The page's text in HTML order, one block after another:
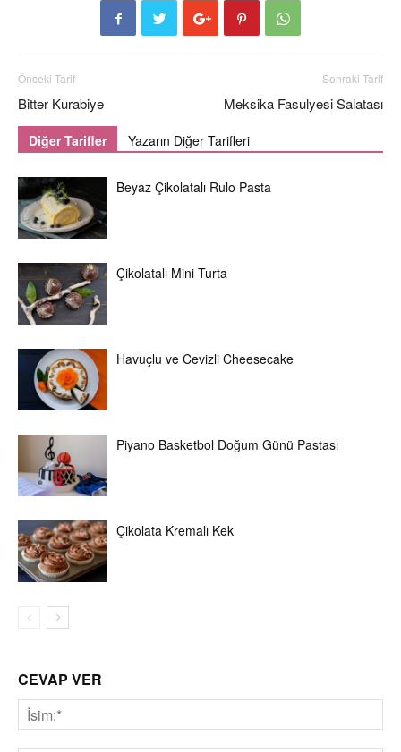
Önceki Tarif
Bitter Kurabiye
Sonraki Tarif
Meksika Fasulyesi Salatası
Diğer Tarifler Yazarın Diğer Tarifleri
Beyaz Çikolatalı Rulo Pasta
Çikolatalı Mini Turta
Havuçlu ve Cevizli Cheesecake
Piyano Basketbol Doğum Günü Pastası
Çikolata Kremalı Kek
CEVAP VER